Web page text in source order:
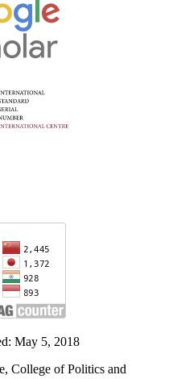
May 5, 2018
College of Politics and